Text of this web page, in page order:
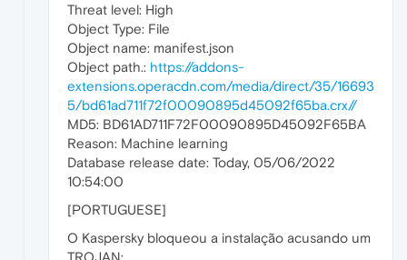
Threat level: High
Object Type: File
Object name: manifest.json
Object path.: https://addons-
extensions.operacdn.com/media/direct/35/16693
5/bd61ad711f72f00090895d45092f65ba.crx//
MD5: BD61AD711F72F00090895D45092F65BA
Reason: Machine learning
Database release date: Today, 05/06/2022
10:54:00
[PORTUGUESE]
O Kaspersky bloqueou a instalação acusando um